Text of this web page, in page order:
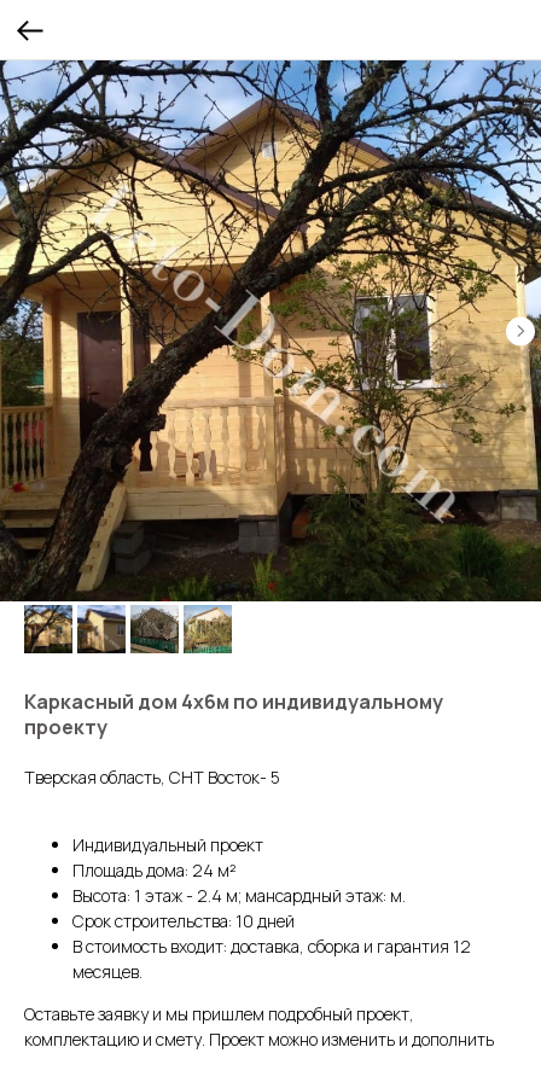
Каркасный дом 4х6м по индивидуальному
проекту
Тверская область, СНТ Восток- 5
Индивидуальный проект
Площадь дома: 24 м²
Высота: 1 этаж - 2.4 м; мансардный этаж: м.
Срок строительства: 10 дней
В стоимость входит: доставка, сборка и гарантия 12
месяцев.
Оставьте заявку и мы пришлем подробный проект,
комплектацию и смету. Проект можно изменить и дополнить